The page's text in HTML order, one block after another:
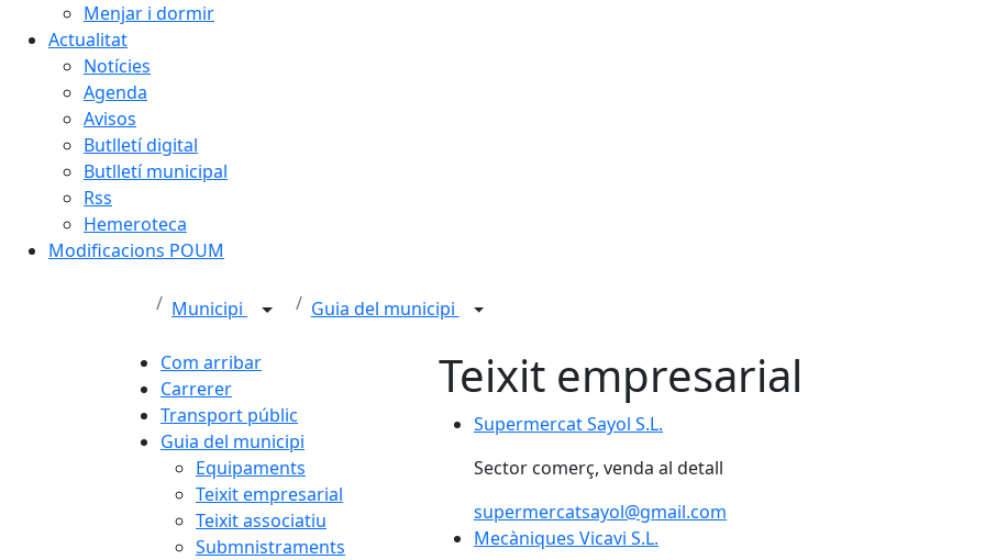
Menjar i dormir
Actualitat
Notícies
Agenda
Avisos
Butlletí digital
Butlletí municipal
Rss
Hemeroteca
Modificacions POUM
Municipi Guia del municipi
Com arribar
Carrerer
Transport públic
Guia del municipi
Equipaments
Teixit empresarial
Teixit associatiu
Submnistraments
Teixit empresarial
Supermercat Sayol S.L.
Sector comerç, venda al detall
supermercatsayol@gmail.com
Mecàniques Vicavi S.L.